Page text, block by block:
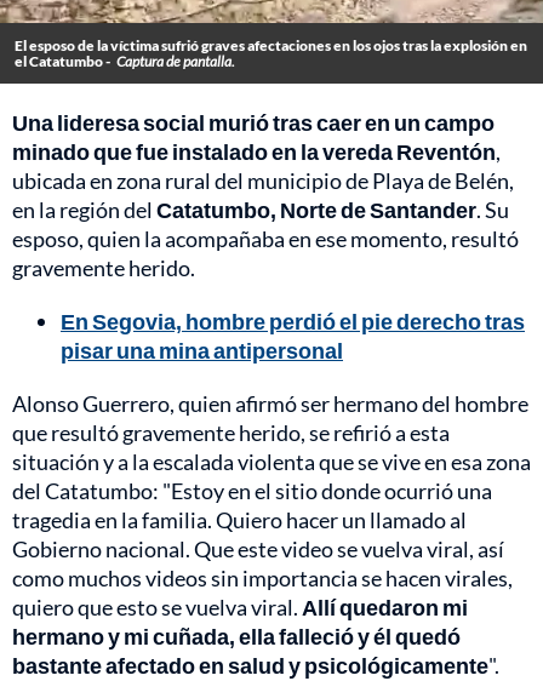
El esposo de la víctima sufrió graves afectaciones en los ojos tras la explosión en
el Catatumbo - Captura de pantalla.
Una lideresa social murió tras caer en un campo
minado que fue instalado en la vereda Reventón,
ubicada en zona rural del municipio de Playa de Belén,
en la región delCatatumbo, Norte de Santander. Su
esposo, quien la acompañaba en ese momento, resultó
gravemente herido.
En Segovia, hombre perdió el pie derecho tras
pisar una mina antipersonal
Alonso Guerrero, quien afirmó ser hermano del hombre
que resultó gravemente herido, se refirió a esta
situación y a la escalada violenta que se vive en esa zona
del Catatumbo: "Estoy en el sitio donde ocurrió una
tragedia en la familia. Quiero hacer un llamado al
Gobierno nacional. Que este video se vuelva viral, así
como muchos videos sin importancia se hacen virales,
quiero que esto se vuelva viral. Allí quedaron mi
hermano y mi cuñada, ella falleció y él quedó
bastante afectado en salud y psicológicamente".